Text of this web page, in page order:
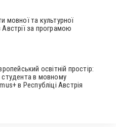
мовної та культурної
Австрії за програмою
освітній простір:
студента в мовному
в Республіці Австрія